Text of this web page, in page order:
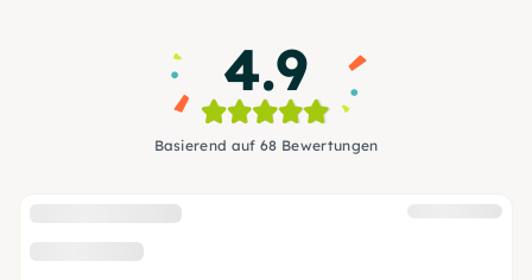
4.9
Basierend auf 68 Bewertungen